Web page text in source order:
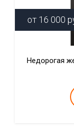
от 16 000
Недорогая